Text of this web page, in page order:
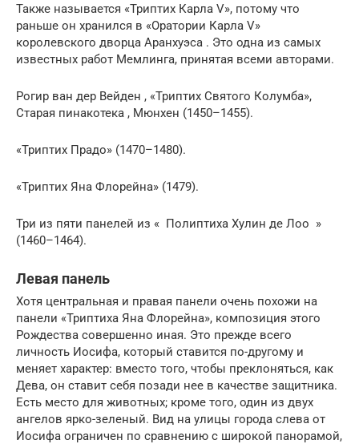
Также называется «Триптих Карла V», потому что
раньше он хранился в «Оратории Карла V»
королевского дворца Аранхуэса . Это одна из самых
известных работ Мемлинга, принятая всеми авторами.
Рогир ван дер Вейден , «Триптих Святого Колумба»,
Старая пинакотека , Мюнхен (1450–1455).
«Триптих Прадо» (1470–1480).
«Триптих Яна Флорейна» (1479).
Три из пяти панелей из « Полиптиха Хулин де Лоо »
(1460–1464).
Левая панель
Хотя центральная и правая панели очень похожи на
панели «Триптиха Яна Флорейна», композиция этого
Рождества совершенно иная. Это прежде всего
личность Иосифа, который ставится по-другому и
меняет характер: вместо того, чтобы преклоняться, как
Дева, он ставит себя позади нее в качестве защитника.
Есть место для животных; кроме того, один из двух
ангелов ярко-зеленый. Вид на улицы города слева от
Иосифа ограничен по сравнению с широкой панорамой,